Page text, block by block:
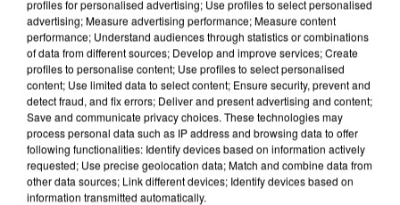
profiles for personalised advertising; Use profiles to select personalised
advertising; Measure advertising performance; Measure content
performance; Understand audiences through statistics or combinations
of data from different sources; Develop and improve services; Create
profiles to personalise content; Use profiles to select personalised
content; Use limited data to select content; Ensure security, prevent and
detect fraud, and fix errors; Deliver and present advertising and content;
Save and communicate privacy choices. These technologies may
process personal data such as IP address and browsing data to offer
following functionalities: Identify devices based on information actively
requested; Use precise geolocation data; Match and combine data from
other data sources; Link different devices; Identify devices based on
information transmitted automatically.